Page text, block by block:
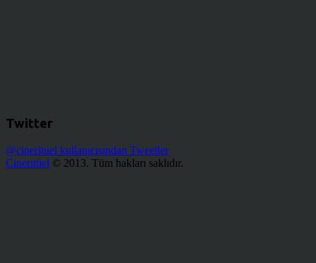
Twitter
@cinerituel kullanıcısından Tweetler
Cineritüel © 2013. Tüm hakları saklıdır.